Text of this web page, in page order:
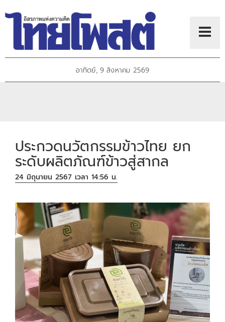
อาทิตย์, 9 สิงหาคม 2569
ประกวดนวัตกรรมข้าวไทย ยก
ระดับผลิตภัณฑ์ข้าวสู่สากล
24 มิถุนายน 2567 เวลา 14:56 น.